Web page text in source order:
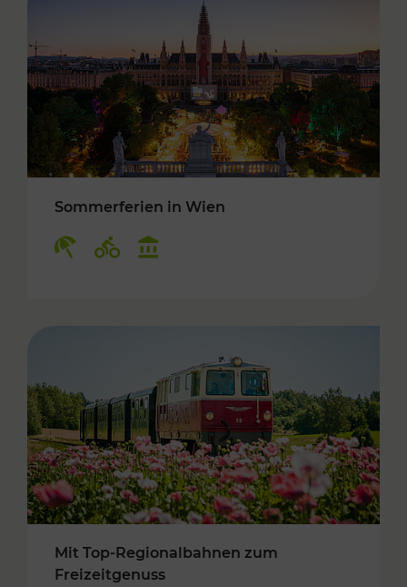
Sommerferien in Wien
Mit Top-Regionalbahnen zum
Freizeitgenuss